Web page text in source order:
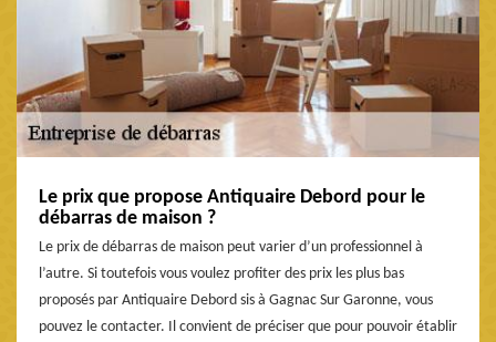
Le prix que propose Antiquaire Debord pour le
débarras de maison ?
Le prix de débarras de maison peut varier d’un professionnel à
l’autre. Si toutefois vous voulez profiter des prix les plus bas
proposés par Antiquaire Debord sis à Gagnac Sur Garonne, vous
pouvez le contacter. Il convient de préciser que pour pouvoir établir